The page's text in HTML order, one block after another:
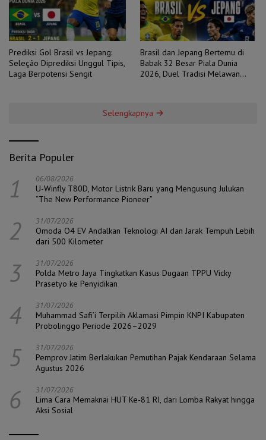
Prediksi Gol Brasil vs Jepang:
Seleção Diprediksi Unggul Tipis,
Laga Berpotensi Sengit
Brasil dan Jepang Bertemu di
Babak 32 Besar Piala Dunia
2026, Duel Tradisi Melawan
Selengkapnya
Berita Populer
1 06/08/2026
U-Winfly T80D, Motor Listrik Baru yang Mengusung Julukan
“The New Performance Pioneer”
2 31/07/2026
Omoda O4 EV Andalkan Teknologi AI dan Jarak Tempuh Lebih
dari 500 Kilometer
3 31/07/2026
Polda Metro Jaya Tingkatkan Kasus Dugaan TPPU Vicky
Prasetyo ke Penyidikan
4 31/07/2026
Muhammad Safi’i Terpilih Aklamasi Pimpin KNPI Kabupaten
Probolinggo Periode 2026–2029
5 31/07/2026
Pemprov Jatim Berlakukan Pemutihan Pajak Kendaraan Selama
Agustus 2026
6 31/07/2026
Lima Cara Memaknai HUT Ke-81 RI, dari Lomba Rakyat hingga
Aksi Sosial